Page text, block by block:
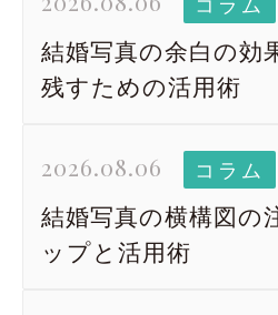
結婚写真の余白の効
残すための活用術
2026.08.06 コラム
結婚写真の横構図の
ップと活用術